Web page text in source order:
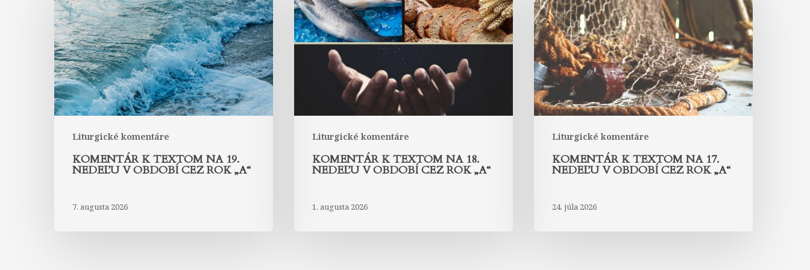
Liturgické komentáre
textom
na
19.
nedeľu
v
období
cez
rok
KOMENTÁR K TEXTOM NA 19.
NEDEĽU V OBDOBÍ CEZ ROK „A“
7. augusta 2026
Liturgické komentáre
textom
na
18.
nedeľu
rok
KOMENTÁR K TEXTOM NA 18.
NEDEĽU V OBDOBÍ CEZ ROK „A“
1. augusta 2026
Liturgické komentáre
textom
na
17.
nedeľu
v
období
cez
rok
KOMENTÁR K TEXTOM NA 17.
NEDEĽU V OBDOBÍ CEZ ROK „A“
24. júla 2026